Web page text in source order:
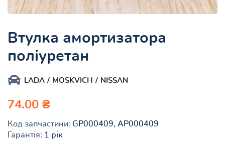
Втулка амортизатора
поліуретан
LADA MOSKVICH NISSAN
74.00 ₴
Код запчастини: GP000409, AP000409
Гарантія: 1 рік